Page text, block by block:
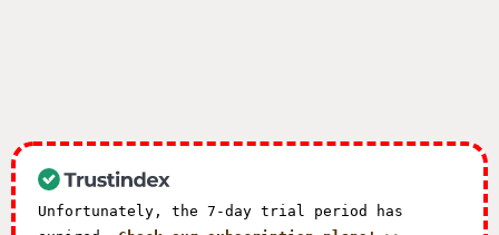
Unfortunately, the 7-day trial period has